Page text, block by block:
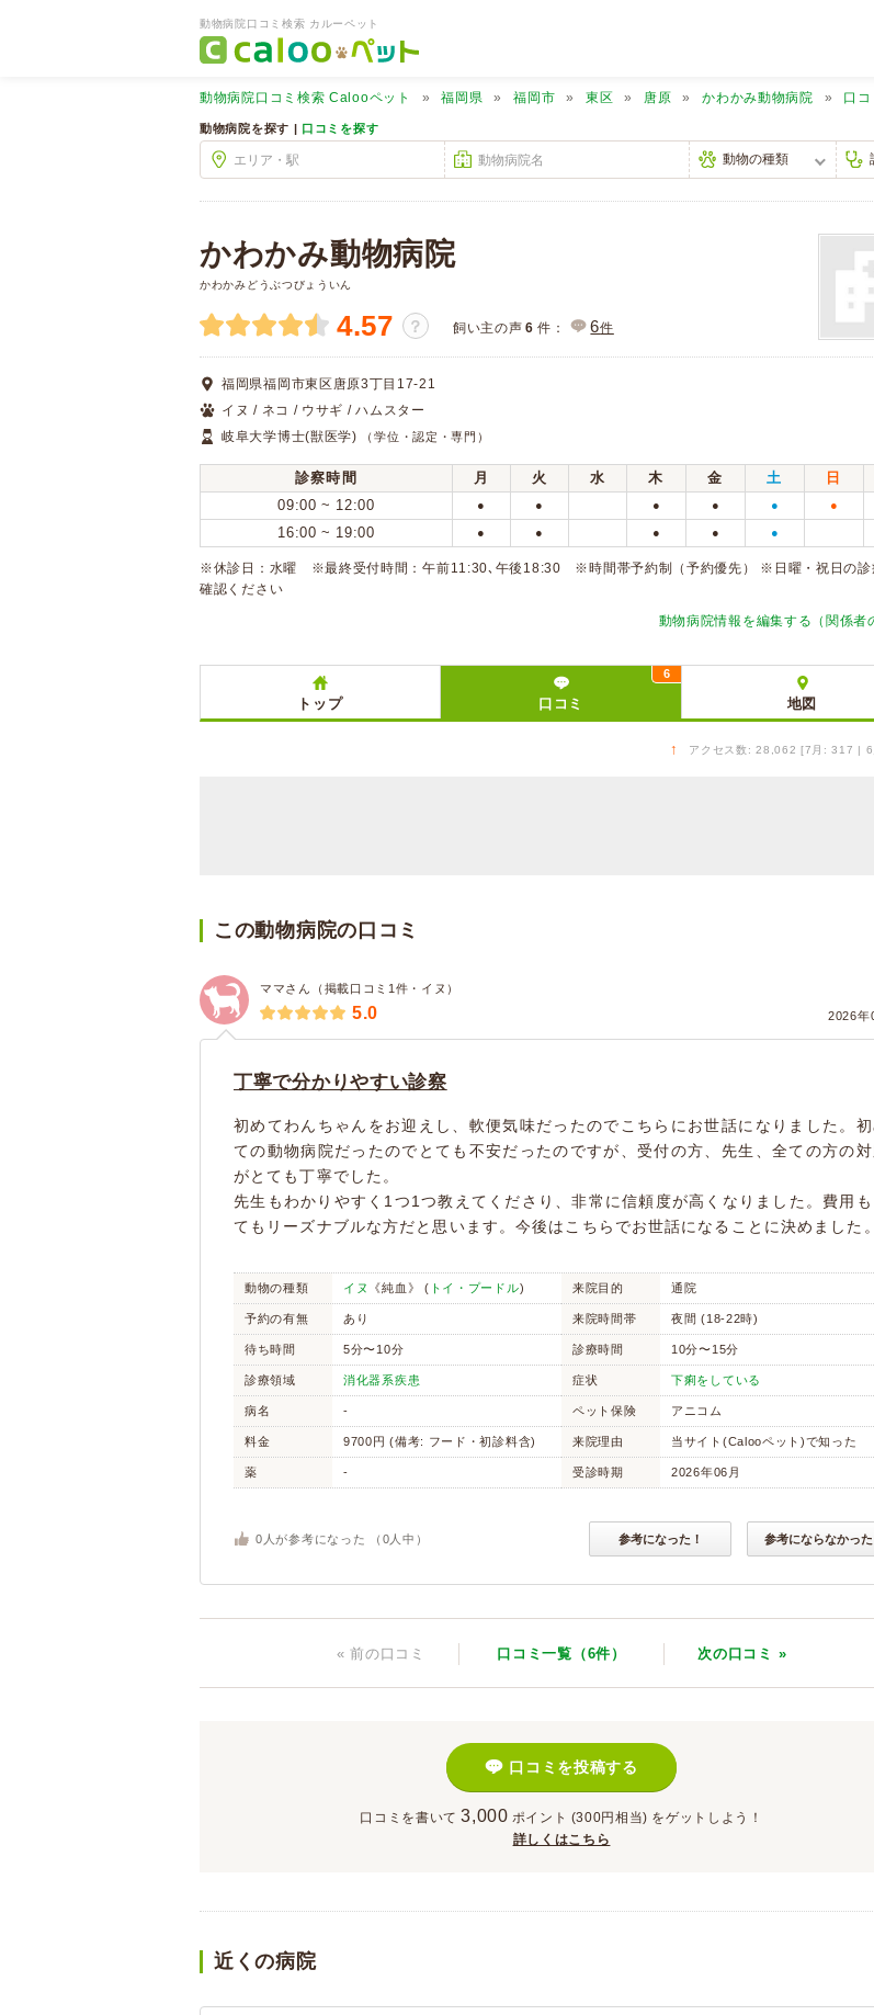
動物病院口コミ検索 カルーペット
動物病院口コミ検索 Calooペット 福岡県 福岡市 東区 唐原 かわかみ動物病院 口コ
動物病院を探す | 口コミを探す
かわかみ動物病院
かわかみどうぶつびょういん
4.57 ？ 飼い主の声 6 件： 6件
福岡県福岡市東区唐原3丁目17-21
イヌ / ネコ / ウサギ / ハムスター
岐阜大学博士(獣医学)
（学位・認定・専門）
診察時間 月 火 水 木 金 土 日
09:00 ~ 12:00
● ● ● ● ● ●
16:00 ~ 19:00 ● ● ● ● ●
※休診日：水曜 ※最終受付時間：午前11:30､午後18:30 ※時間帯予約制（予約優先） ※日曜・祝日の診
確認ください
動物病院情報を編集する（関係者
トップ 口コミ
6
地図
↑ アクセス数: 28,062 [7月: 317 |
この動物病院の口コミ
ママさん（掲載口コミ1件・イヌ）
2026年
5.0
丁寧で分かりやすい診察
初めてわんちゃんをお迎えし、軟便気味だったのでこちらにお世話になりました。初
ての動物病院だったのでとても不安だったのですが、受付の方、先生、全ての方の
がとても丁寧でした。
先生もわかりやすく1つ1つ教えてくださり、非常に信頼度が高くなりました。費用も
てもリーズナブルな方だと思います。今後はこちらでお世話になることに決めました。
動物の種類 イヌ 《純血》 ( トイ・プードル) 来院目的 通院
予約の有無 あり 来院時間帯 夜間 (18-22時)
待ち時間 5分〜10分 診療時間 10分〜15分
診療領域 消化器系疾患 症状 下痢をしている
病名 - ペット保険 アニコム
料金 9700円 (備考: フード・初診料含) 来院理由 当サイト(Calooペット)で知った
薬 - 受診時期 2026年06月
0 人が参考になった （ 0 人中） 参考になった！ 参考にならなかった
« 前の口コミ 口コミ一覧（6件） 次の口コミ »
口コミを投稿する
口コミを書いて 3,000 ポイント (300円相当) をゲットしよう！
詳しくはこちら
近くの病院